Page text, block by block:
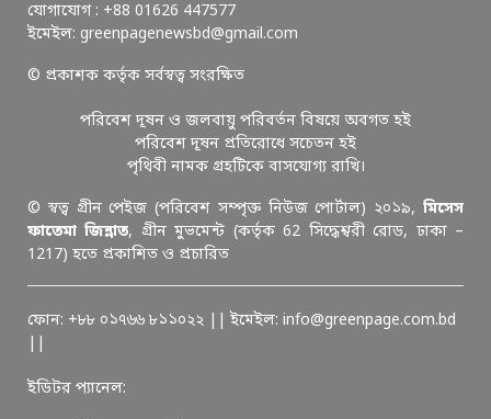
যোগাযোগ : +88 01626 447577
ইমেইল: greenpagenewsbd@gmail.com
© প্রকাশক কর্তৃক সর্বস্বত্ব সংরক্ষিত
পরিবেশ দূষন ও জলবায়ু পরিবর্তন বিষয়ে অবগত হই
পরিবেশ দূষন প্রতিরোধে সচেতন হই
পৃথিবী নামক গ্রহটিকে বাসযোগ্য রাখি।
© স্বত্ব গ্রীন পেইজ (পরিবেশ সম্পৃক্ত নিউজ পোর্টাল) ২০১৯, মিসেস
ফাতেমা জিন্নাত, গ্রীন মুভমেন্ট (কর্তৃক 62 সিদ্ধেশ্বরী রোড, ঢাকা –
1217) হতে প্রকাশিত ও প্রচারিত
ফোন: +৮৮ ০১৭৬৬ ৮১১০২২ || ইমেইল: info@greenpage.com.bd
ইডিটর প্যানেল: